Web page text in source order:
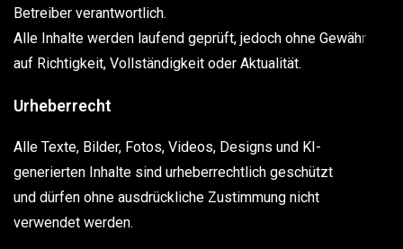
Betreiber verantwortlich.
Alle Inhalte werden laufend geprüft, jedoch ohne Gewähr
auf Richtigkeit, Vollständigkeit oder Aktualität.
Urheberrecht
Alle Texte, Bilder, Fotos, Videos, Designs und KI-
generierten Inhalte sind urheberrechtlich geschützt
und dürfen ohne ausdrückliche Zustimmung nicht
verwendet werden.